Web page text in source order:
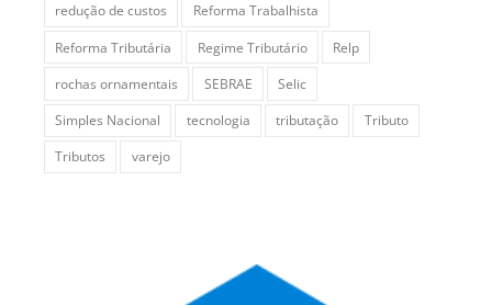
redução de custos
Reforma Trabalhista
Reforma Tributária
Regime Tributário
Relp
rochas ornamentais
SEBRAE
Selic
Simples Nacional
tecnologia tributação
Tributo
Tributos
varejo